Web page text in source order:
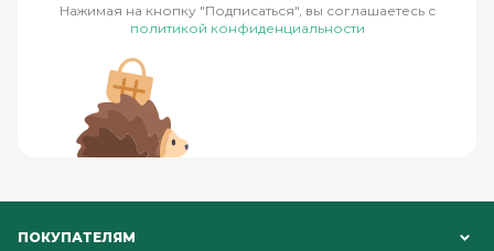
Нажимая на кнопку "Подписаться", вы соглашаетесь с
политикой конфиденциальности
ПОКУПАТЕЛЯМ